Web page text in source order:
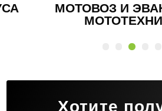
ЭВАКУАЦИЯ
Хотите